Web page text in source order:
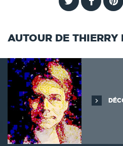
AUTOUR DE THIERRY